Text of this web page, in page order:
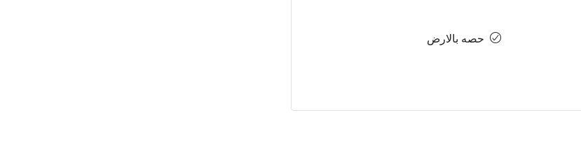
حصه بالارض